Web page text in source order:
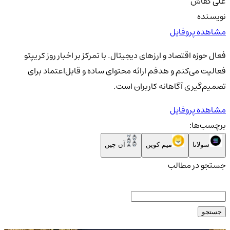
نویسنده
مشاهده پروفایل
فعال حوزه اقتصاد و ارزهای دیجیتال. با تمرکز بر اخبار روز کریپتو
فعالیت می‌کنم و هدفم ارائه محتوای ساده و قابل‌اعتماد برای
تصمیم‌گیری آگاهانه کاربران است.
مشاهده پروفایل
برچسب‌ها:
سولانا میم کوین آن چین
جستجو در مطالب
جستجو